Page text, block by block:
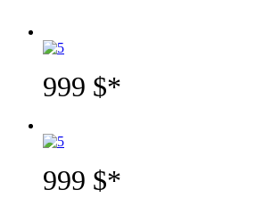
999 $*
999 $*